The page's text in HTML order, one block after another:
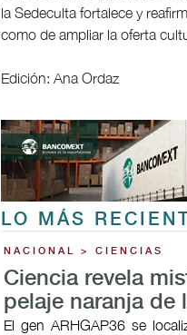
la Sedeculta fortalece y
como de ampliar la oferta
Edición: Ana Ordaz
LO MÁS
NACIONAL > CIENCIAS
Ciencia revela
pelaje naranja de
El gen ARHGAP36 se